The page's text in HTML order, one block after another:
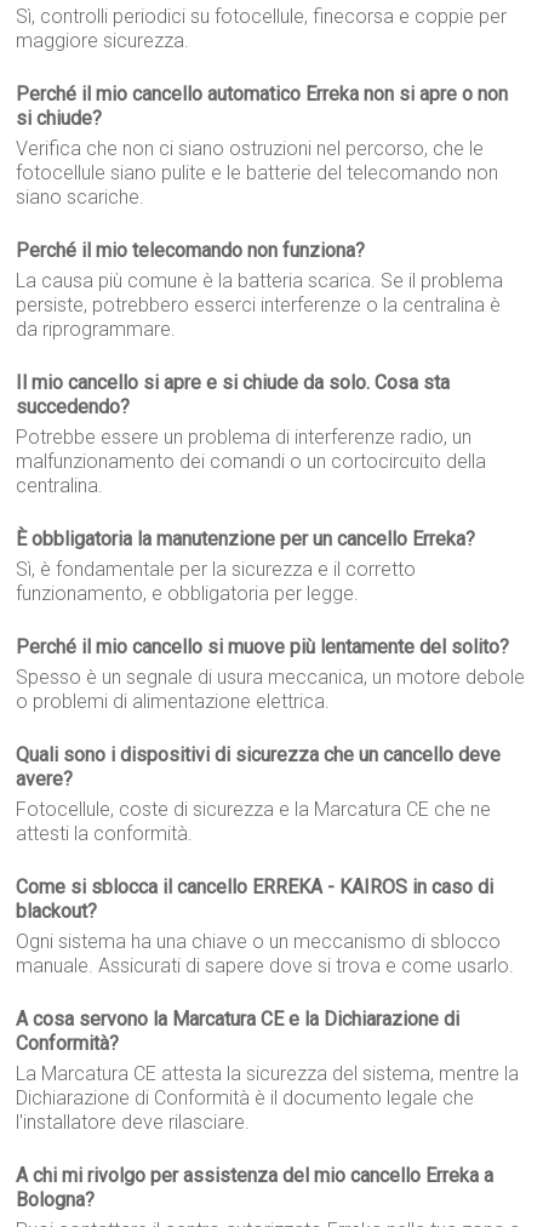
Sì, controlli periodici su fotocellule, finecorsa e coppie per
maggiore sicurezza.
Perché il mio cancello automatico Erreka non si apre o non
si chiude?
Verifica che non ci siano ostruzioni nel percorso, che le
fotocellule siano pulite e le batterie del telecomando non
siano scariche.
Perché il mio telecomando non funziona?
La causa più comune è la batteria scarica. Se il problema
persiste, potrebbero esserci interferenze o la centralina è
da riprogrammare.
Il mio cancello si apre e si chiude da solo. Cosa sta
succedendo?
Potrebbe essere un problema di interferenze radio, un
malfunzionamento dei comandi o un cortocircuito della
centralina.
È obbligatoria la manutenzione per un cancello Erreka?
Sì, è fondamentale per la sicurezza e il corretto
funzionamento, e obbligatoria per legge.
Perché il mio cancello si muove più lentamente del solito?
Spesso è un segnale di usura meccanica, un motore debole
o problemi di alimentazione elettrica.
Quali sono i dispositivi di sicurezza che un cancello deve
avere?
Fotocellule, coste di sicurezza e la Marcatura CE che ne
attesti la conformità.
Come si sblocca il cancello ERREKA - KAIROS in caso di
blackout?
Ogni sistema ha una chiave o un meccanismo di sblocco
manuale. Assicurati di sapere dove si trova e come usarlo.
A cosa servono la Marcatura CE e la Dichiarazione di
Conformità?
La Marcatura CE attesta la sicurezza del sistema, mentre la
Dichiarazione di Conformità è il documento legale che
l'installatore deve rilasciare.
A chi mi rivolgo per assistenza del mio cancello Erreka a
Bologna?